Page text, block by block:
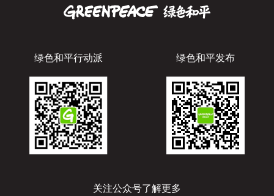
绿色和平行动派 绿色和平发布
关注公众号了解更多